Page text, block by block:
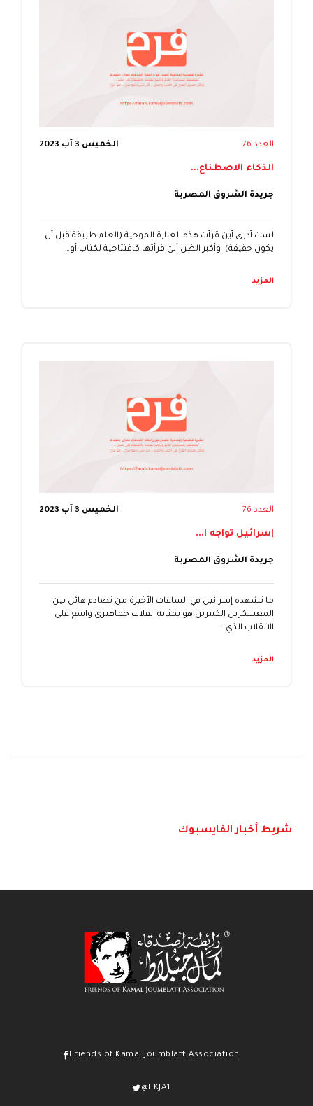
العدد 76 الخميس 3 آب 2023
الذكاء الاصطناع...
جريدة الشروق المصرية
لست أدرى أين قرأت هذه العبارة الموحية (العلم طريقة قبل أن
يكون حقيقة). وأكبر الظن أنىّ قرأتها كافتتاحية لكتاب أو…
المزيد
العدد 76 الخميس 3 آب 2023
إسرائيل تواجه ا...
جريدة الشروق المصرية
ما تشهده إسرائيل في الساعات الأخيرة من تصادم هائل بين
المعسكرين الكبيرين هو بمثابة انقلاب جماهيري واسع على
الانقلاب الذي…
المزيد
شريط أخبار الفايسبوك
Friends of Kamal Joumblatt Association
@FKJA1